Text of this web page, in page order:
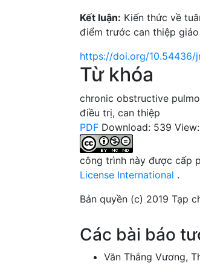
Kết luận: Kiến thức về
điểm trước can thiệp
https://doi.org/10.54436/
Từ khóa
chronic obstructive
điều trị, can thiệp
PDF Download: 539
công trình này được cấp
License International .
Bản quyền (c) 2019 Tạp
Các bài báo
Văn Thắng Vương,